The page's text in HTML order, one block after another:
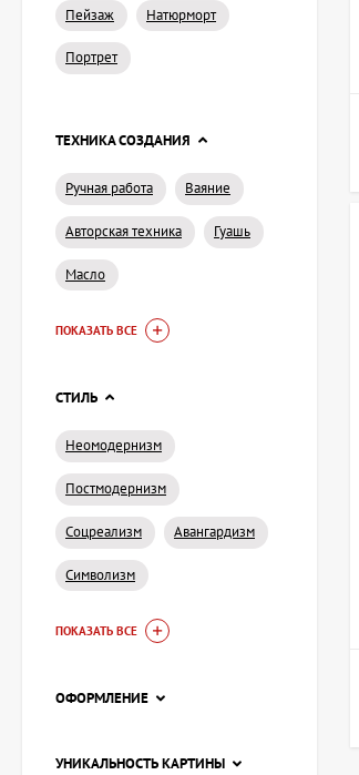
Пейзаж Натюрморт
Портрет
ТЕХНИКА СОЗДАНИЯ
Ручная работа Ваяние
Авторская техника Гуашь
Масло
ПОКАЗАТЬ ВСЕ
СТИЛЬ
Неомодернизм
Постмодернизм
Соцреализм Авангардизм
Символизм
ПОКАЗАТЬ ВСЕ
ОФОРМЛЕНИЕ
УНИКАЛЬНОСТЬ КАРТИНЫ